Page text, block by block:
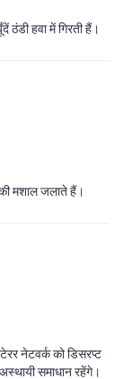
हवा में गिरती हैं।
मशाल जलाते हैं।
नेटवर्क को डिसरप्ट
समाधान रहेंगे।